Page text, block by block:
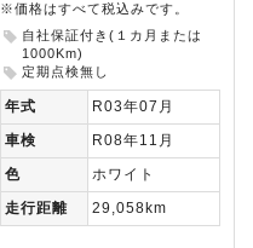
※価格はすべて税込みです。
自社保証付き(１カ月または
1000Km)
定期点検無し
年式
R03年07月
車検
R08年11月
色
ホワイト
走行距離
29,058km